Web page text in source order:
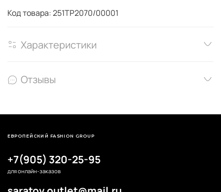
Код товара: 251TP2070/00001
Характеристики
Отзывы
+7(905) 320-25-95
для онлайн-заказов
ЕВРОПЕЙСКИЙ FASHION GROUP